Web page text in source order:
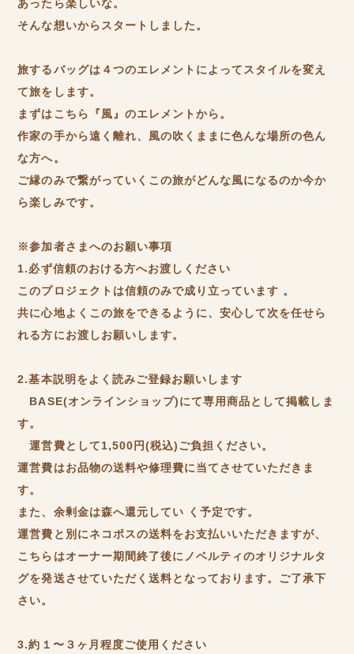
あったら楽しいな。
そんな想いからスタートしました。
旅するバッグは４つのエレメントによってスタイルを変え
て旅をします。
まずはこちら『風』のエレメントから。
作家の手から遠く離れ、風の吹くままに色んな場所の色ん
な方へ。
ご縁のみで繋がっていくこの旅がどんな風になるのか今か
ら楽しみです。
※参加者さまへのお願い事項
1.必ず信頼のおける方へお渡しください
このプロジェクトは信頼のみで成り立っています 。
共に心地よくこの旅をできるように、安心して次を任せら
れる方にお渡しお願いします。
2.基本説明をよく読みご登録お願いします
BASE(オンラインショップ)にて専用商品として掲載しま
す。
運営費として1,500円(税込)ご負担ください。
運営費はお品物の送料や修理費に当てさせていただきま
す。
また、余剰金は森へ還元してい く予定です。
運営費と別にネコポスの送料をお支払いいただきますが、
こちらはオーナー期間終了後にノベルティのオリジナルタ
グを発送させていただく送料となっております。ご了承下
さい。
3.約１〜３ヶ月程度ご使用ください